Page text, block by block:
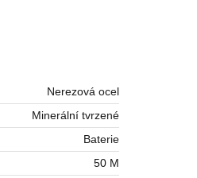
Nerezová ocel
Minerální tvrzené
Baterie
50 M